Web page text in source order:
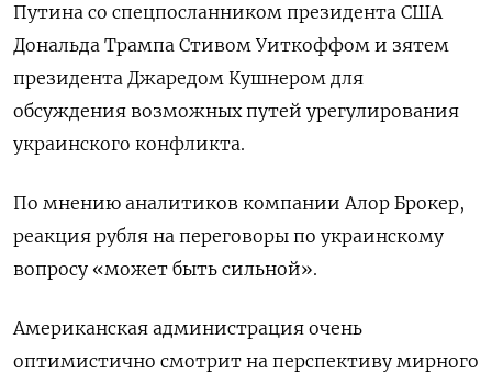
Путина со спецпосланником президента США
Дональда Трампа Стивом Уиткоффом и зятем
президента Джаредом Кушнером для
обсуждения возможных путей урегулирования
украинского конфликта.
По мнению аналитиков компании Алор Брокер,
реакция рубля на переговоры по украинскому
вопросу «может быть сильной».
Американская администрация очень
оптимистично смотрит на перспективу мирного